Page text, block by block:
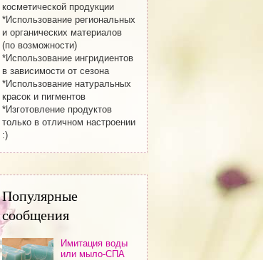
косметической продукции
*Использование региональных
и органических материалов
(по возможности)
*Использование ингридиентов
в зависимости от сезона
*Использование натуральных
красок и пигментов
*Изготовление продуктов
только в отличном настроении
:)
Популярные
сообщения
Имитация воды
или мыло-СПА